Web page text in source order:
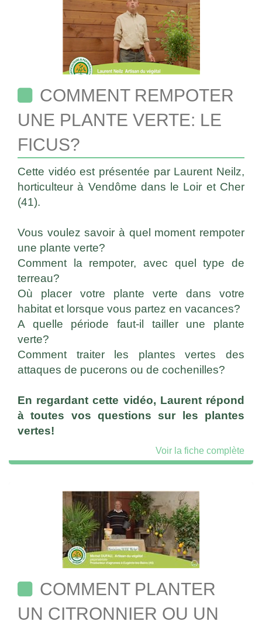
COMMENT REMPOTER
UNE PLANTE VERTE: LE
FICUS?
Cette vidéo est présentée par Laurent Neilz,
horticulteur à Vendôme dans le Loir et Cher
(41).
Vous voulez savoir à quel moment rempoter
une plante verte?
Comment la rempoter, avec quel type de
terreau?
Où placer votre plante verte dans votre
habitat et lorsque vous partez en vacances?
A quelle période faut-il tailler une plante
verte?
Comment traiter les plantes vertes des
attaques de pucerons ou de cochenilles?
En regardant cette vidéo, Laurent répond
à toutes vos questions sur les plantes
vertes!
Voir la fiche complète
COMMENT PLANTER
UN CITRONNIER OU UN